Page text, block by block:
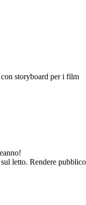
storyboard per i film
letto. Rendere